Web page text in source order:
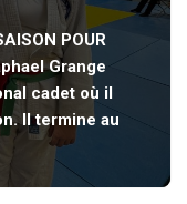
POUR
Grange
cadet où il
Il termine au